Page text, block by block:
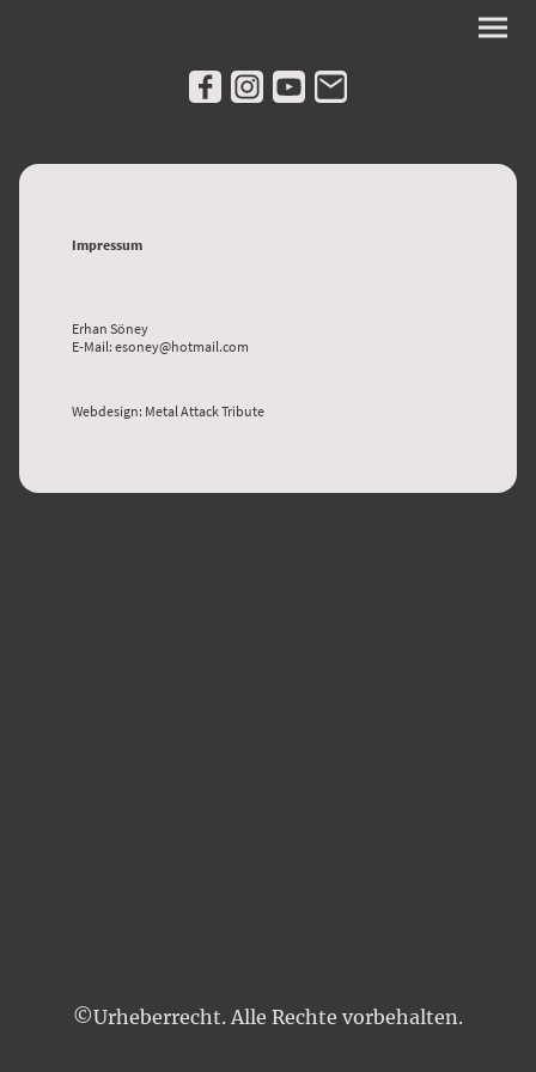
Impressum
Erhan Söney
E-Mail: esoney@hotmail.com
Webdesign: Metal Attack Tribute
©Urheberrecht. Alle Rechte vorbehalten.